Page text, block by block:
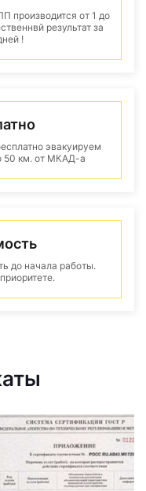
производится от 1 до
результат за
!
эвакуируем
50 км. от МКАД-а
до начала работы.